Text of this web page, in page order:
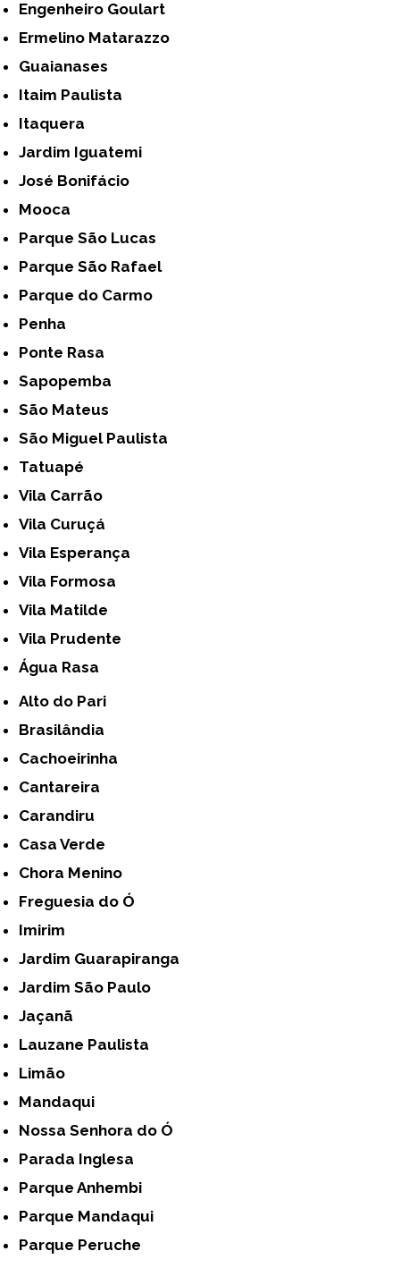
Engenheiro Goulart
Ermelino Matarazzo
Guaianases
Itaim Paulista
Itaquera
Jardim Iguatemi
José Bonifácio
Mooca
Parque São Lucas
Parque São Rafael
Parque do Carmo
Penha
Ponte Rasa
Sapopemba
São Mateus
São Miguel Paulista
Tatuapé
Vila Carrão
Vila Curuçá
Vila Esperança
Vila Formosa
Vila Matilde
Vila Prudente
Água Rasa
Alto do Pari
Brasilândia
Cachoeirinha
Cantareira
Carandiru
Casa Verde
Chora Menino
Freguesia do Ó
Imirim
Jardim Guarapiranga
Jardim São Paulo
Jaçanã
Lauzane Paulista
Limão
Mandaqui
Nossa Senhora do Ó
Parada Inglesa
Parque Anhembi
Parque Mandaqui
Parque Peruche